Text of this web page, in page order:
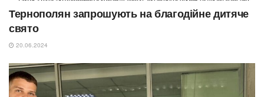
Тернополян запрошують на благодійне дитяче
свято
20.06.2024